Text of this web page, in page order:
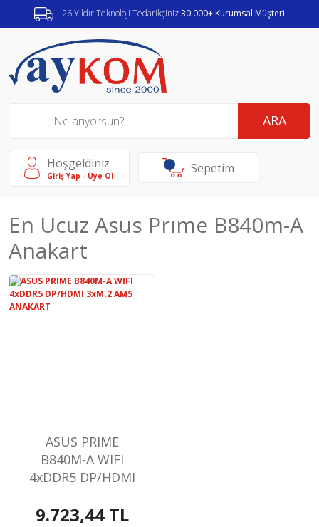
26 Yıldır Teknoloji Tedarikçiniz30.000+ Kurumsal Müşteri
ARA
Hoşgeldiniz
Giriş Yap - Üye Ol Sepetim
En Ucuz Asus Prıme B840m-A
Anakart
ASUS PRIME
B840M-A WIFI
4xDDR5 DP/HDMI
ANAKART
9.723,44 TL